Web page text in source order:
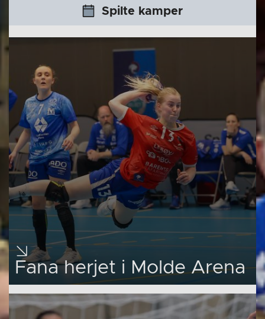
Spilte kamper
Fana herjet i Molde Arena